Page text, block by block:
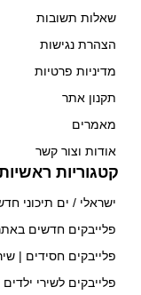
שאלות תשובות
הצהרת נגישות
מדיניות פרטיות
תקנון אתר
מאמרים
אודות וצור קשר
קטגוריות
ישראלי / ים תיכוני
פלייבקים חדשים
פלייבקים חסידים |
פלייבקים לשירי ילדים